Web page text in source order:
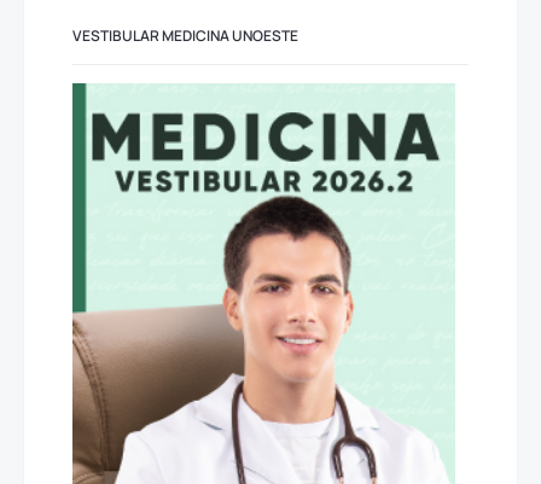
VESTIBULAR MEDICINA UNOESTE